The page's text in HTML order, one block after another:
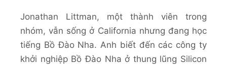
Jonathan Littman, một thành viên trong
nhóm, vẫn sống ở California nhưng đang học
tiếng Bồ Đào Nha. Anh biết đến các công ty
khởi nghiệp Bồ Đào Nha ở thung lũng Silicon